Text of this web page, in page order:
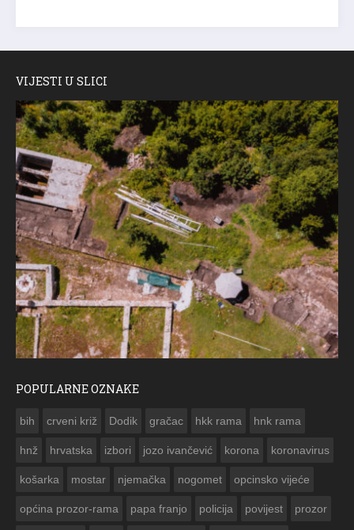
VIJESTI U SLICI
POPULARNE OZNAKE
bih crveni križ Dodik gračac hkk rama hnk rama
hnž hrvatska izbori jozo ivančević korona koronavirus
košarka mostar njemačka nogomet opcinsko vijeće
općina prozor-rama papa franjo policija povijest prozor